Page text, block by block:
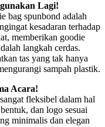
Lagi!
bag spunbond adalah
kesadaran terhadap
memberikan goodie
langkah cerdas.
tas yang tak hanya
sampah plastik.
Acara!
fleksibel dalam hal
dan logo sesuai
minimalis dan elegan